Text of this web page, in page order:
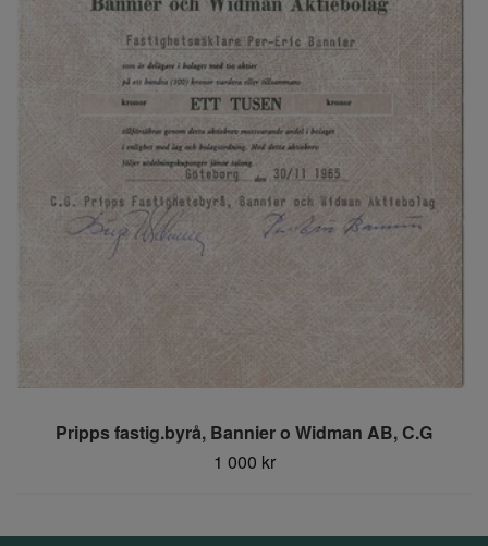
Pripps fastig.byrå, Bannier o Widman AB, C.G
1 000 kr